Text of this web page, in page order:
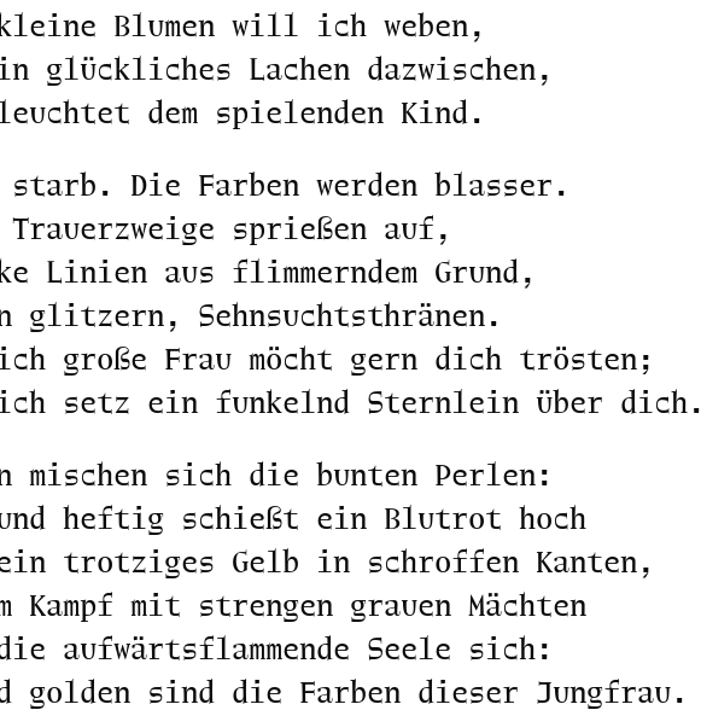
Blumen will ich weben,
glückliches Lachen dazwischen,
dem spielenden Kind.
starb. Die Farben werden blasser.
Trauerzweige sprießen auf,
Linien aus flimmerndem Grund,
glitzern, Sehnsuchtsthränen.
große Frau möcht gern dich trösten;
setz ein funkelnd Sternlein über dich.
mischen sich die bunten Perlen:
heftig schießt ein Blutrot hoch
trotziges Gelb in schroffen Kanten,
mit strengen grauen Mächten
aufwärtsflammende Seele sich:
golden sind die Farben dieser Jungfrau.